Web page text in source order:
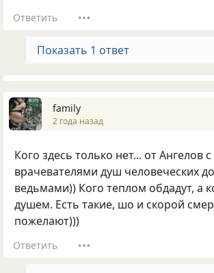
Ответить
Показать 1 ответ
family
2 года назад
Кого здесь только нет... от Ангелов с
врачевателями душ человеческих
ведьмами)) Кого теплом обдадут, а
душем. Есть такие, шо и скорой
пожелают)))
Ответить